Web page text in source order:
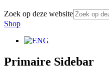
Zoek op deze website
Shop
Primaire Sidebar